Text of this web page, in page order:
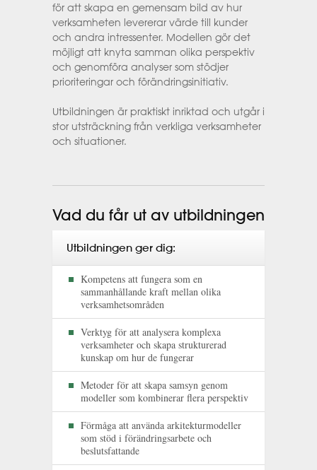
för att skapa en gemensam bild av hur
verksamheten levererar värde till kunder
och andra intressenter. Modellen gör det
möjligt att knyta samman olika perspektiv
och genomföra analyser som stödjer
prioriteringar och förändringsinitiativ.
Utbildningen är praktiskt inriktad och utgår i
stor utsträckning från verkliga verksamheter
och situationer.
Vad du får ut av utbildningen
Utbildningen ger dig:
Kompetens att fungera som en
sammanhållande kraft mellan olika
verksamhetsområden
Verktyg för att analysera komplexa
verksamheter och skapa strukturerad
kunskap om hur de fungerar
Metoder för att skapa samsyn genom
modeller som kombinerar flera perspektiv
Förmåga att använda arkitekturmodeller
som stöd i förändringsarbete och
beslutsfattande